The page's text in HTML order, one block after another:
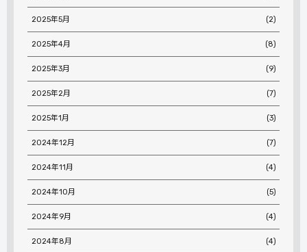
2025年5月 (2)
2025年4月 (8)
2025年3月 (9)
2025年2月 (7)
2025年1月 (3)
2024年12月 (7)
2024年11月 (4)
2024年10月 (5)
2024年9月 (4)
2024年8月 (4)